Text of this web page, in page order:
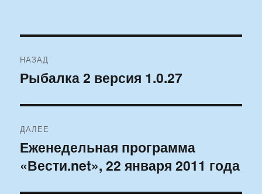
по
НАЗАД
Предыдущая
Рыбалка 2 версия 1.0.27
ДАЛЕЕ
Следующая
запись:
Еженедельная программа
«Вести.net», 22 января 2011 года